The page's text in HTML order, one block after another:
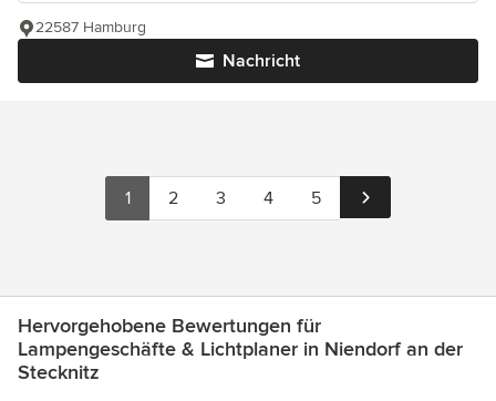
Nachricht
22587 Hamburg
1 2 3 4 5
Hervorgehobene Bewertungen für
Lampengeschäfte & Lichtplaner in Niendorf an der
Stecknitz